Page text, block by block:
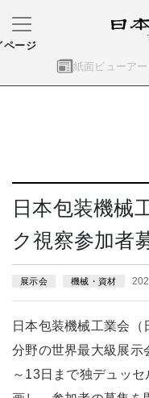
紙面ビューアー
ページ
日本包装機械
ク視察参加者
展示会 機械・資材
日本包装機械工業会
分野の世界最大級展
～13日まで独デュッ